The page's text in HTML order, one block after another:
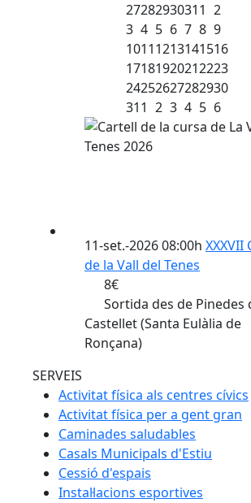
27282930311 2
3 4 5 6 7 8 9
10111213141516
17181920212223
24252627282930
311 2 3 4 5 6
11-set.-2026 08:00h XXXVII
de la Vall del Tenes
8€
Sortida des de Pinedes
Castellet (Santa Eulàlia de
Ronçana)
SERVEIS
Activitat física als centres cívics
Activitat física per a gent gran
Caminades saludables
Casals Municipals d'Estiu
Cessió d'espais
Instal·lacions esportives